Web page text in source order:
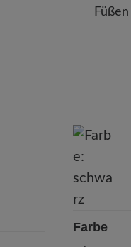
Farbe